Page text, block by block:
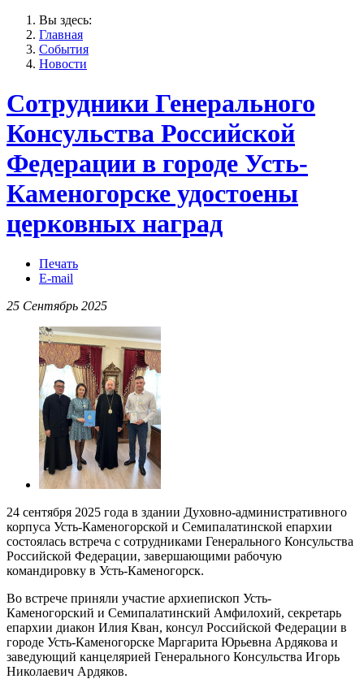
Вы здесь:
Главная
События
Новости
Сотрудники Генерального
Консульства Российской
Федерации в городе Усть-
Каменогорске удостоены
церковных наград
Печать
E-mail
25 Сентябрь 2025
24 сентября 2025 года в здании Духовно-административного
корпуса Усть-Каменогорской и Семипалатинской епархии
состоялась встреча с сотрудниками Генерального Консульства
Российской Федерации, завершающими рабочую
командировку в Усть-Каменогорск.
Во встрече приняли участие архиепископ Усть-
Каменогорский и Семипалатинский Амфилохий, секретарь
епархии диакон Илия Кван, консул Российской Федерации в
городе Усть-Каменогорске Маргарита Юрьевна Ардякова и
заведующий канцелярией Генерального Консульства Игорь
Николаевич Ардяков.